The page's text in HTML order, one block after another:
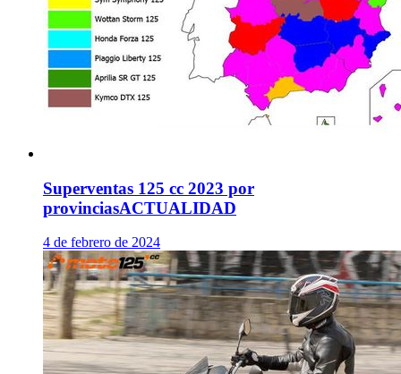
Superventas 125 cc 2023 por
provinciasACTUALIDAD
4 de febrero de 2024